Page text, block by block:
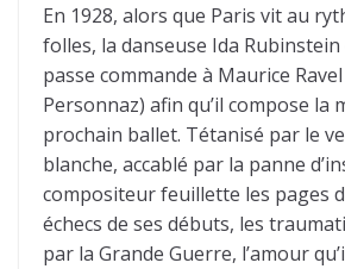
En 1928, alors que Paris vit au
folles, la danseuse Ida Rubinstein
passe commande à Maurice
Personnaz) afin qu’il compose la
prochain ballet. Tétanisé par le
blanche, accablé par la panne
compositeur feuillette les pages
échecs de ses débuts, les
par la Grande Guerre, l’amour